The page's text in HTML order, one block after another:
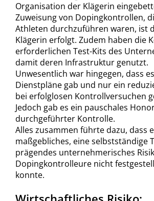
Organisation der Klägerin
Zuweisung von Dopingkontrollen,
Athleten durchzuführen waren, ist
Klägerin erfolgt. Zudem haben die
erforderlichen Test-Kits des
damit deren Infrastruktur genutzt.
Unwesentlich war hingegen, dass
Dienstpläne gab und nur ein
bei erfolglosen Kontrollversuchen
Jedoch gab es ein pauschales
durchgeführter Kontrolle.
Alles zusammen führte dazu, dass
maßgebliches, eine selbstständige
prägendes unternehmerisches
Dopingkontrolleure nicht
konnte.